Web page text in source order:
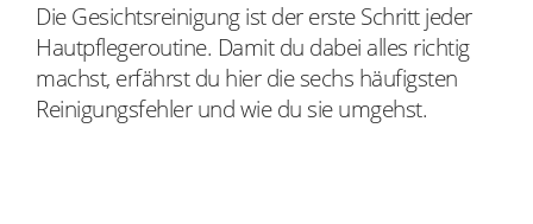
Die Gesichtsreinigung ist der erste Schritt jeder
Hautpflegeroutine. Damit du dabei alles richtig
machst, erfährst du hier die sechs häufigsten
Reinigungsfehler und wie du sie umgehst.